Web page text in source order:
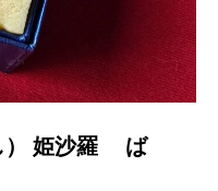
） 姫沙羅 ば